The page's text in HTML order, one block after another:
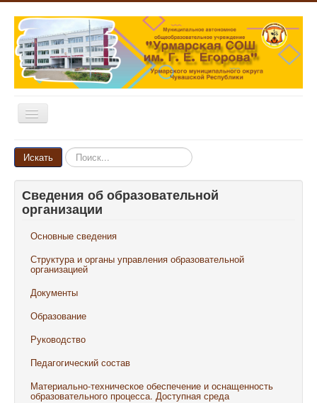
Включить/
выключить
Главная
Объявления
Родителям и ученикам
Педагогам и сотрудникам
Выпускникам
Наши достижения
Искать Искать...
Сведения об образовательной
организации
Основные сведения
Структура и органы управления образовательной
организацией
Документы
Образование
Руководство
Педагогический состав
Материально-техническое обеспечение и оснащенность
образовательного процесса. Доступная среда